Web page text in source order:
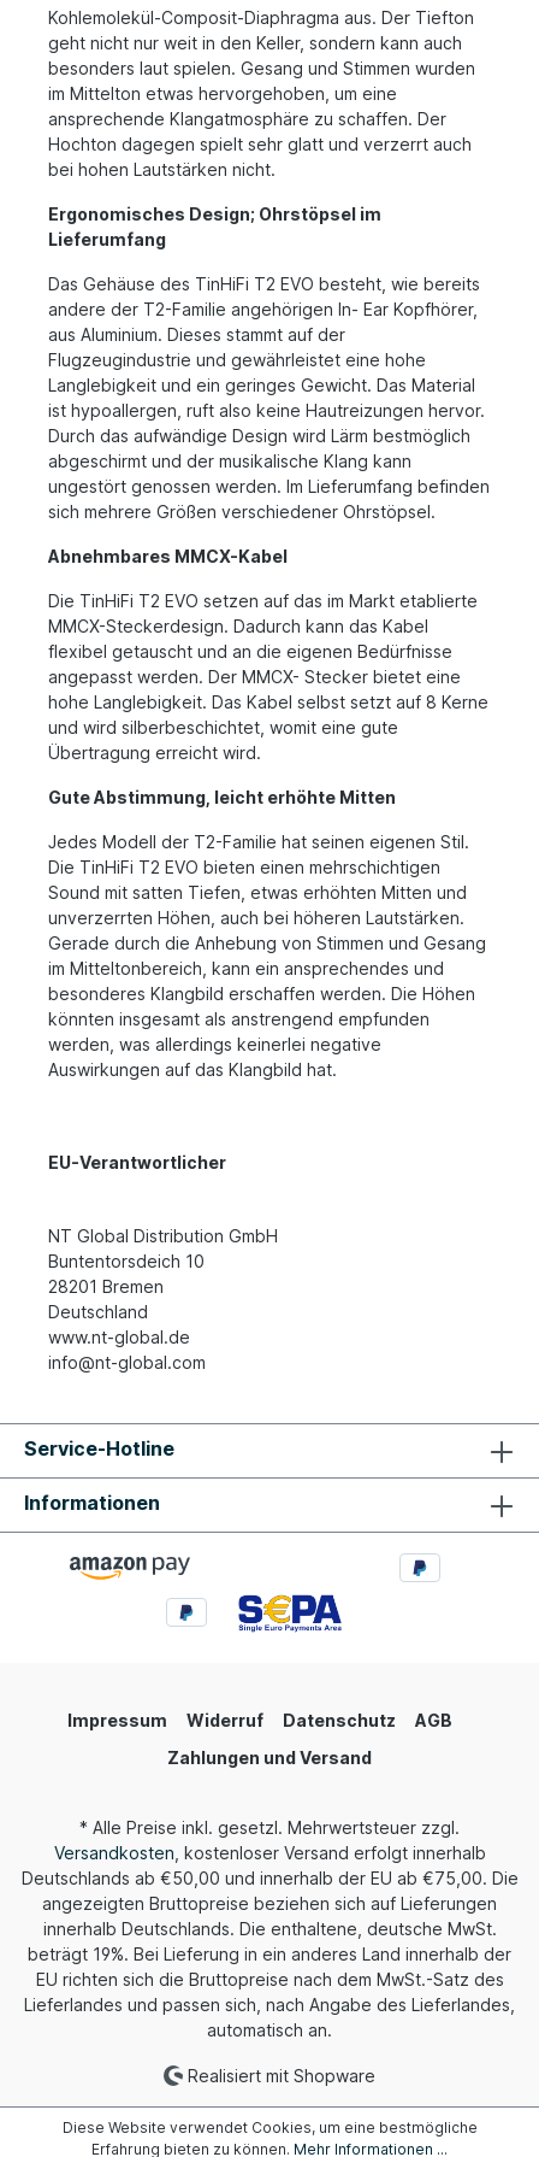
Kohlemolekül-Composit-Diaphragma aus. Der Tiefton
geht nicht nur weit in den Keller, sondern kann auch
besonders laut spielen. Gesang und Stimmen wurden
im Mittelton etwas hervorgehoben, um eine
ansprechende Klangatmosphäre zu schaffen. Der
Hochton dagegen spielt sehr glatt und verzerrt auch
bei hohen Lautstärken nicht.
Ergonomisches Design; Ohrstöpsel im
Lieferumfang
Das Gehäuse des TinHiFi T2 EVO besteht, wie bereits
andere der T2-Familie angehörigen In- Ear Kopfhörer,
aus Aluminium. Dieses stammt auf der
Flugzeugindustrie und gewährleistet eine hohe
Langlebigkeit und ein geringes Gewicht. Das Material
ist hypoallergen, ruft also keine Hautreizungen hervor.
Durch das aufwändige Design wird Lärm bestmöglich
abgeschirmt und der musikalische Klang kann
ungestört genossen werden. Im Lieferumfang befinden
sich mehrere Größen verschiedener Ohrstöpsel.
Abnehmbares MMCX-Kabel
Die TinHiFi T2 EVO setzen auf das im Markt etablierte
MMCX-Steckerdesign. Dadurch kann das Kabel
flexibel getauscht und an die eigenen Bedürfnisse
angepasst werden. Der MMCX- Stecker bietet eine
hohe Langlebigkeit. Das Kabel selbst setzt auf 8 Kerne
und wird silberbeschichtet, womit eine gute
Übertragung erreicht wird.
Gute Abstimmung, leicht erhöhte Mitten
Jedes Modell der T2-Familie hat seinen eigenen Stil.
Die TinHiFi T2 EVO bieten einen mehrschichtigen
Sound mit satten Tiefen, etwas erhöhten Mitten und
unverzerrten Höhen, auch bei höheren Lautstärken.
Gerade durch die Anhebung von Stimmen und Gesang
im Mitteltonbereich, kann ein ansprechendes und
besonderes Klangbild erschaffen werden. Die Höhen
könnten insgesamt als anstrengend empfunden
werden, was allerdings keinerlei negative
Auswirkungen auf das Klangbild hat.
EU-Verantwortlicher
NT Global Distribution GmbH
Buntentorsdeich 10
28201 Bremen
Deutschland
www.nt-global.de
info@nt-global.com
Service-Hotline
Informationen
Impressum Widerruf Datenschutz
AGB
Zahlungen und Versand
* Alle Preise inkl. gesetzl. Mehrwertsteuer zzgl.
Versandkosten , kostenloser Versand erfolgt innerhalb
Deutschlands ab €50,00 und innerhalb der EU ab €75,00. Die
angezeigten Bruttopreise beziehen sich auf Lieferungen
innerhalb Deutschlands. Die enthaltene, deutsche MwSt.
beträgt 19%. Bei Lieferung in ein anderes Land innerhalb der
EU richten sich die Bruttopreise nach dem MwSt.-Satz des
Lieferlandes und passen sich, nach Angabe des Lieferlandes,
automatisch an.
Realisiert mit Shopware
Diese Website verwendet Cookies, um eine bestmögliche
Erfahrung bieten zu können. Mehr Informationen ...